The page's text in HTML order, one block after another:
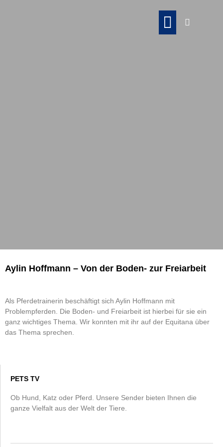
Aylin Hoffmann – Von der Boden- zur Freiarbeit
Als Pferdetrainerin beschäftigt sich Aylin Hoffmann mit
Problempferden. Die Boden- und Freiarbeit ist hierbei für sie ein
ganz wichtiges Thema. Wir konnten mit ihr auf der Equitana über
das Thema sprechen.
PETS TV
Ob Hund, Katz oder Pferd. Unsere Sender bieten Ihnen die
ganze Vielfalt aus der Welt der Tiere.